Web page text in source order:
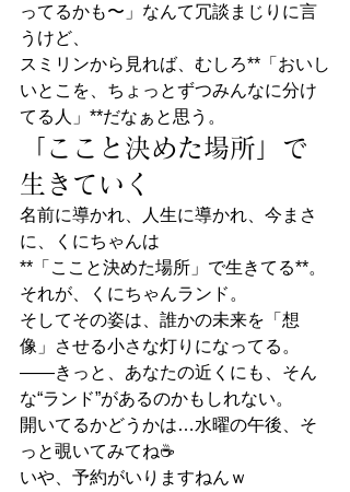
ってるかも〜」なんて冗談まじりに言
うけど、
スミリンから見れば、むしろ**「おいし
いとこを、ちょっとずつみんなに分け
てる人」**だなぁと思う。
「ここと決めた場所」で
生きていく
名前に導かれ、人生に導かれ、今まさ
に、くにちゃんは
**「ここと決めた場所」で生きてる**。
それが、くにちゃんランド。
そしてその姿は、誰かの未来を「想
像」させる小さな灯りになってる。
——きっと、あなたの近くにも、そん
な“ランド”があるのかもしれない。
開いてるかどうかは…水曜の午後、そ
っと覗いてみてね☕️
いや、予約がいりますねんｗ